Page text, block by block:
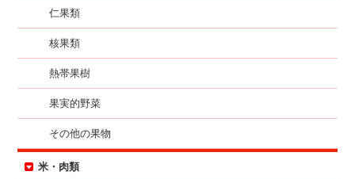
仁果類
核果類
熱帯果樹
果実的野菜
その他の果物
米・肉類